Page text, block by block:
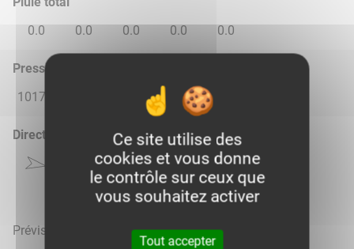
0.0
0.0 0.0 0.0 0.0
Pression atmosphérique (hPa)
1017.0
1016.0 1016.0 1017.0
Direction du vent
Prévisions météo mises à jour le 8 août 2026 à 20h
Ce site utilise des
cookies et vous donne
le contrôle sur ceux que
vous souhaitez activer
Tout accepter